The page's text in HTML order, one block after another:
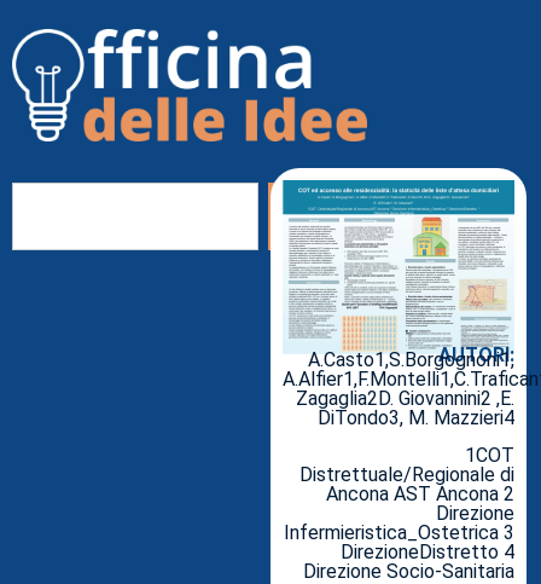
AUTORI:
A.Casto1,S.Borgognoni1,
Zagaglia2D. Giovannini2 ,E.
DiTondo3, M. Mazzieri4
1COT
Distrettuale/Regionale di
Ancona AST Ancona 2
Direzione
Infermieristica_Ostetrica 3
DirezioneDistretto 4
Direzione Socio-Sanitaria